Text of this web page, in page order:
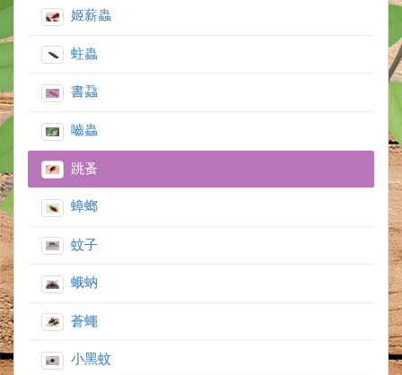
姬薪蟲
蛀蟲
書蝨
嚙蟲
跳蚤
蟑螂
蚊子
蛾蚋
蒼蠅
小黑蚊